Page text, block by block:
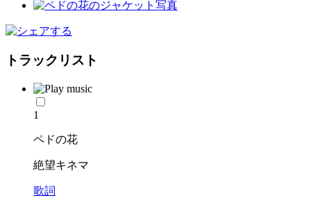
トラックリスト
1
ペドの花
絶望キネマ
歌詞